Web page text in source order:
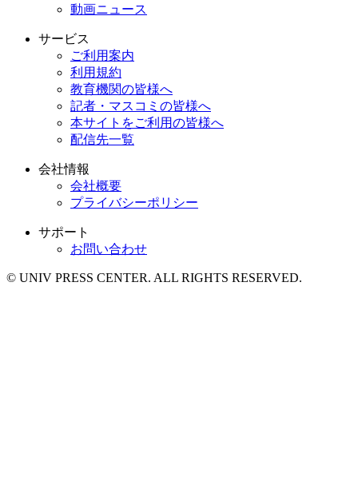
動画ニュース
サービス
ご利用案内
利用規約
教育機関の皆様へ
記者・マスコミの皆様へ
本サイトをご利用の皆様へ
配信先一覧
会社情報
会社概要
プライバシーポリシー
サポート
お問い合わせ
© UNIV PRESS CENTER. ALL RIGHTS RESERVED.